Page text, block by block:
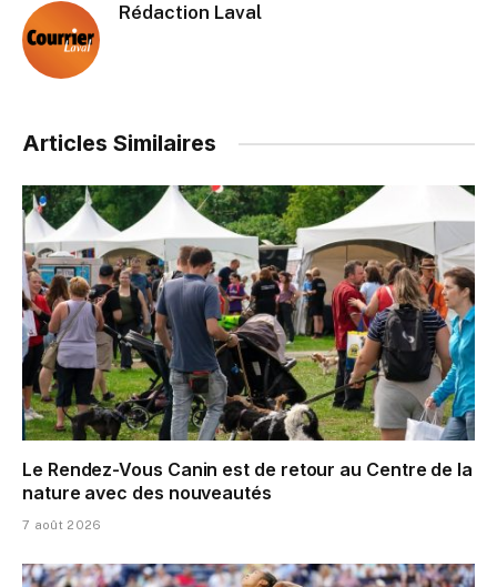
Rédaction Laval
Articles Similaires
Le Rendez-Vous Canin est de retour au Centre de la
nature avec des nouveautés
7 août 2026